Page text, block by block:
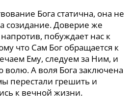
Бога статична, она не
созидание. Доверие же
побуждает нас к
что Сам Бог обращается к
Ему, следуем за Ним, и
волю. А воля Бога заключена
перестали грешить и
к вечной жизни.